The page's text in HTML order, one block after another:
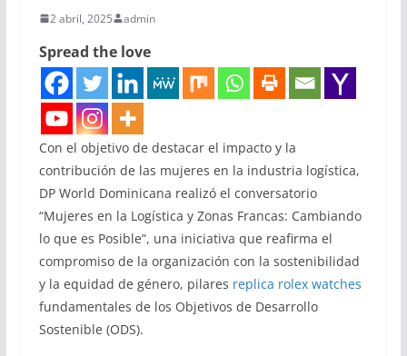
2 abril, 2025 admin
Spread the love
Con el objetivo de destacar el impacto y la
contribución de las mujeres en la industria logística,
DP World Dominicana realizó el conversatorio
“Mujeres en la Logística y Zonas Francas: Cambiando
lo que es Posible”, una iniciativa que reafirma el
compromiso de la organización con la sostenibilidad
y la equidad de género, pilares replica rolex watches
fundamentales de los Objetivos de Desarrollo
Sostenible (ODS).